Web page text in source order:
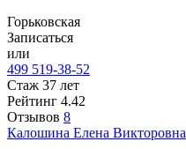
Горьковская
Записаться
или
499 519-38-52
Стаж 37 лет
Рейтинг 4.42
Отзывов 8
Калошина Елена Викторовна